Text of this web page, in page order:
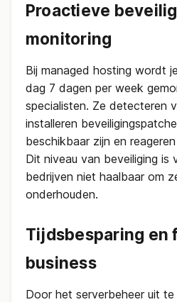
Proactieve
monitoring
Bij managed hosting wordt
dag 7 dagen per week
specialisten. Ze detecteren
installeren
beschikbaar zijn en
Dit niveau van beveiliging is
bedrijven niet haalbaar om
onderhouden.
Tijdsbesparing en
business
Door het serverbeheer uit